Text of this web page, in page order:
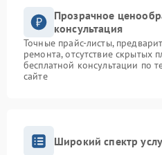
Прозрачное
консультация
Точные прайс-листы,
ремонта, отсутствие скрытых
бесплатной консультации по
сайте
Широкий спектр